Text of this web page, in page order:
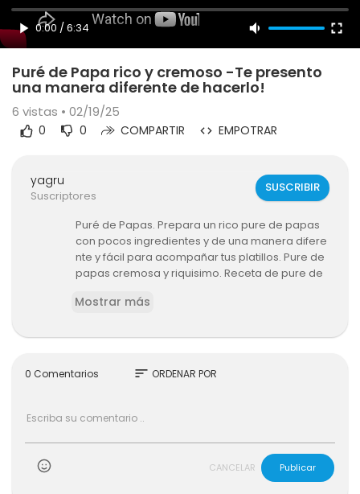
0:00 /6:34
Puré de Papa rico y cremoso -Te presento
una manera diferente de hacerlo!
6 vistas • 02/19/25
0 0 COMPARTIR EMPOTRAR
yagru
Suscriptores
SUSCRIBIR
Puré de Papas. Prepara un rico pure de papas
con pocos ingredientes y de una manera difere
nte y fácil para acompañar tus platillos. Pure de
papas cremosa y riquisimo. Receta de pure de
é de papas Recetas y Más TV. #purédepapas
4 libras de papas
1.5 tazas de leche entera
Mostrar más
0 Comentarios sort ORDENAR POR
CANCELAR Publicar